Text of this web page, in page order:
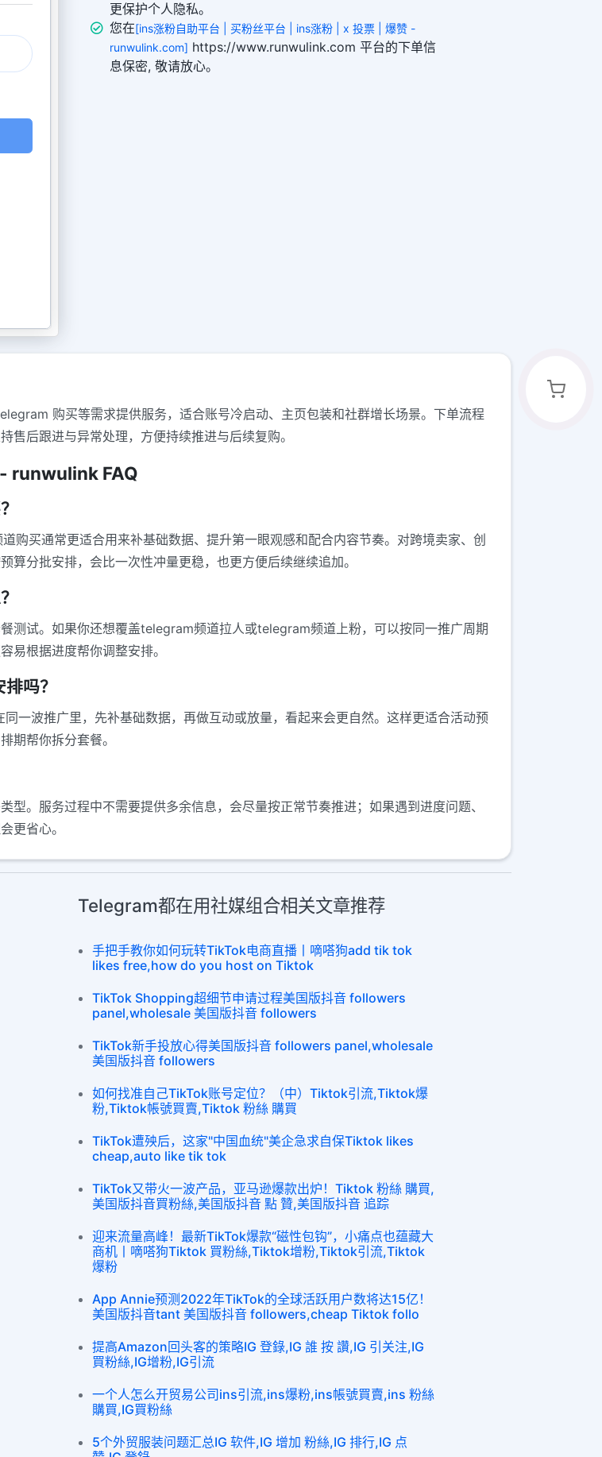
更保护个人隐私。
您在[ins涨粉自助平台 | 买粉丝平台 | ins涨粉 | x 投票 | 爆赞 -
runwulink.com] https://www.runwulink.com 平台的下单信
息保密, 敬请放心。
购买等需求提供服务，适合账号冷启动、主页包装和社群增长场景。下单流程
后跟进与异常处理，方便持续推进与后续复购。
- runwulink FAQ
购买通常更适合用来补基础数据、提升第一眼观感和配合内容节奏。对跨境卖家、创
分批安排，会比一次性冲量更稳，也更方便后续继续追加。
测试。如果你还想覆盖telegram频道拉人或telegram频道上粉，可以按同一推广周期
易根据进度帮你调整安排。
吗？
一波推广里，先补基础数据，再做互动或放量，看起来会更自然。这样更适合活动预
期帮你拆分套餐。
。服务过程中不需要提供多余信息，会尽量按正常节奏推进；如果遇到进度问题、
更省心。
Telegram都在用社媒组合相关文章推荐
手把手教你如何玩转TikTok电商直播丨嘀嗒狗add tik tok
likes free,how do you host on Tiktok
TikTok Shopping超细节申请过程美国版抖音 followers
panel,wholesale 美国版抖音 followers
TikTok新手投放心得美国版抖音 followers panel,wholesale
美国版抖音 followers
如何找准自己TikTok账号定位？（中）Tiktok引流,Tiktok爆
粉,Tiktok帳號買賣,Tiktok 粉絲 購買
TikTok遭殃后，这家"中国血统"美企急求自保Tiktok likes
cheap,auto like tik tok
TikTok又带火一波产品，亚马逊爆款出炉！Tiktok 粉絲 購買,
美国版抖音買粉絲,美国版抖音 點 贊,美国版抖音 追踪
迎来流量高峰！最新TikTok爆款“磁性包钩”，小痛点也蕴藏大
商机丨嘀嗒狗Tiktok 買粉絲,Tiktok增粉,Tiktok引流,Tiktok
爆粉
App Annie预测2022年TikTok的全球活跃用户数将达15亿！
美国版抖音tant 美国版抖音 followers,cheap Tiktok follo
提高Amazon回头客的策略IG 登錄,IG 誰 按 讚,IG 引关注,IG
買粉絲,IG增粉,IG引流
一个人怎么开贸易公司ins引流,ins爆粉,ins帳號買賣,ins 粉絲
購買,IG買粉絲
5个外贸服装问题汇总IG 软件,IG 增加 粉絲,IG 排行,IG 点